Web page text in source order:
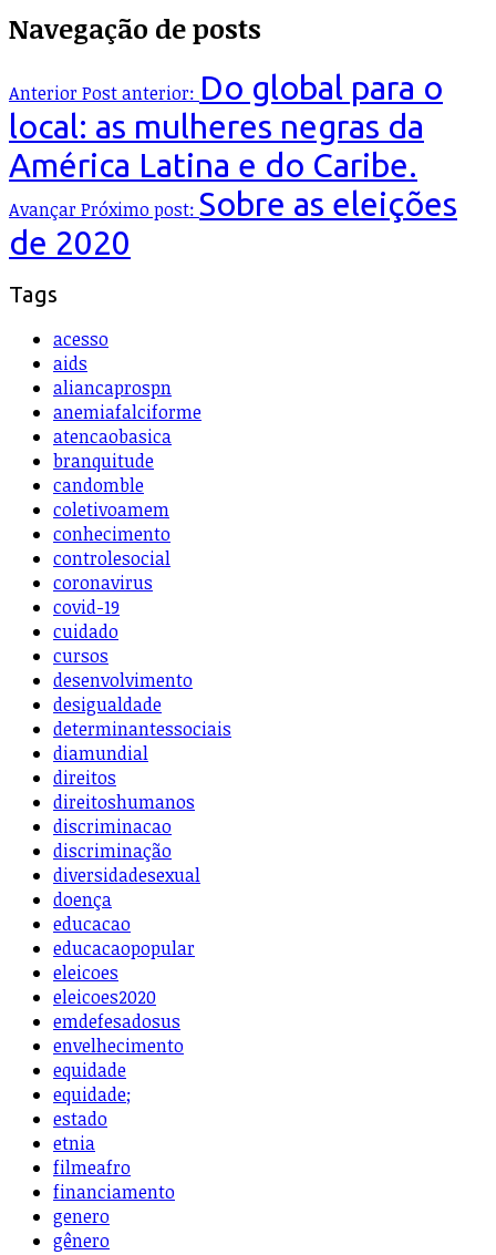
Navegação de posts
AnteriorPost anterior: Do global para o
local: as mulheres negras da
América Latina e do Caribe.
AvançarPróximo post: Sobre as eleições
de 2020
Tags
acesso
aids
aliancaprospn
anemiafalciforme
atencaobasica
branquitude
candomble
coletivoamem
conhecimento
controlesocial
coronavirus
covid-19
cuidado
cursos
desenvolvimento
desigualdade
determinantessociais
diamundial
direitos
direitoshumanos
discriminacao
discriminação
diversidadesexual
doença
educacao
educacaopopular
eleicoes
eleicoes2020
emdefesadosus
envelhecimento
equidade
equidade;
estado
etnia
filmeafro
financiamento
genero
gênero